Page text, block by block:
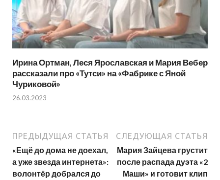
Ирина Ортман, Леся Ярославская и Мария Вебер
рассказали про «Тутси» на «Фабрике с Яной
Чуриковой»
26.03.2023
ПРЕДЫДУЩАЯ СТАТЬЯ
«Ещё до дома не доехал,
а уже звезда интернета»:
волонтёр добрался до
СЛЕДУЮЩАЯ СТАТЬЯ
Мария Зайцева грустит
после распада дуэта «2
Маши» и готовит клип